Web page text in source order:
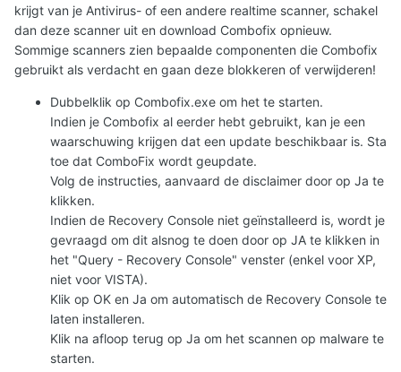
krijgt van je Antivirus- of een andere realtime scanner, schakel
dan deze scanner uit en download Combofix opnieuw.
Sommige scanners zien bepaalde componenten die Combofix
gebruikt als verdacht en gaan deze blokkeren of verwijderen!
Dubbelklik op Combofix.exe om het te starten.
Indien je Combofix al eerder hebt gebruikt, kan je een
waarschuwing krijgen dat een update beschikbaar is. Sta
toe dat ComboFix wordt geupdate.
Volg de instructies, aanvaard de disclaimer door op Ja te
klikken.
Indien de Recovery Console niet geïnstalleerd is, wordt je
gevraagd om dit alsnog te doen door op JA te klikken in
het "Query - Recovery Console" venster (enkel voor XP,
niet voor VISTA).
Klik op OK en Ja om automatisch de Recovery Console te
laten installeren.
Klik na afloop terug op Ja om het scannen op malware te
starten.